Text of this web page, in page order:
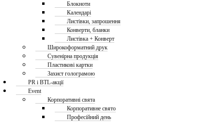
Блокноти
Календарі
Листівки, запрошення
Конверти, бланки
Листівка + Конверт
Широкоформатний друк
Сувенірна продукція
Пластикові картки
Захист голограмою
PR і BTL-акції
Event
Корпоративні свята
Корпоративне свято
Професійний день